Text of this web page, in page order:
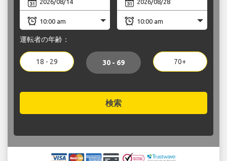
運転者の年齢：
18 - 29 30 - 69 70+
検索